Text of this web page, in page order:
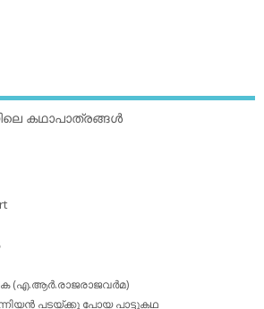
കഥാപാത്രങ്ങള്‍
(എ.ആര്‍.രാജരാജവര്‍മ)
പടയ്‌ക്കു പോയ പാട്ടുകഥ